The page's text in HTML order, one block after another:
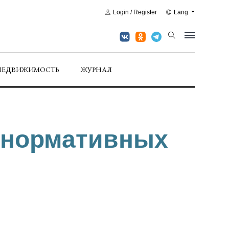
Login / Register Lang
ЖУРНАЛ